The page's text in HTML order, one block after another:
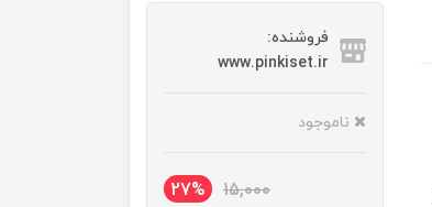
فروشنده:
www.pinkiset.ir
ناموجود
15,000
27%